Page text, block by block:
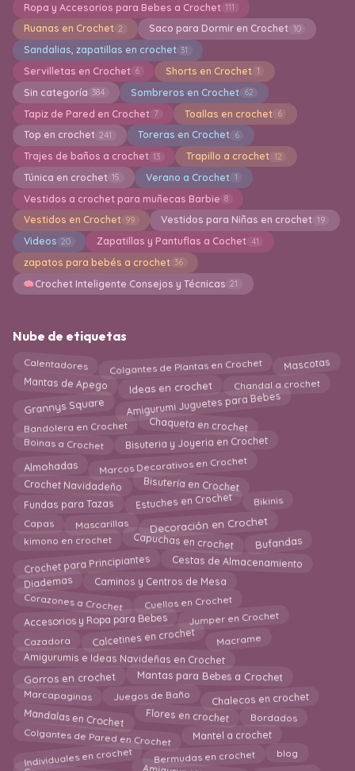
Ropa y Accesorios para Bebes a Crochet 111
Ruanas en Crochet 2 Saco para Dormir en Crochet 10
Sandalias, zapatillas en crochet 31
Servilletas en Crochet 6 Shorts en Crochet 1
Sin categoría 384 Sombreros en Crochet 62
Tapiz de Pared en Crochet 7 Toallas en crochet 6
Top en crochet 241 Toreras en Crochet 6
Trajes de baños a crochet 13 Trapillo a crochet 12
Túnica en crochet 15 Verano a Crochet 1
Vestidos a crochet para muñecas Barbie 8
Vestidos en Crochet 99 Vestidos para Niñas en crochet 19
Videos 20 Zapatillas y Pantuflas a Cochet 41
zapatos para bebés a crochet 36
Crochet Inteligente Consejos y Técnicas 21
Nube de etiquetas
Calentadores Colgantes de Plantas en Crochet Mascotas
Mantas de Apego Ideas en crochet Chandal a crochet
Grannys Square Amigurumi Juguetes para Bebes
Bandolera en Crochet Chaqueta en crochet
Boinas a Crochet Bisuteria y Joyeria en Crochet
Almohadas Marcos Decorativos en Crochet
Crochet Navidadeño Bisutería en Crochet
Fundas para Tazas Estuches en Crochet Bikinis
Capas Mascarillas Decoración en Crochet
kimono en crochet Capuchas en crochet Bufandas
Crochet para Principiantes Cestas de Almacenamiento
Diademas Caminos y Centros de Mesa
Corazones a Crochet Cuellos en Crochet
Accesorios y Ropa para Bebes Jumper en Crochet
Cazadora Calcetines en crochet Macrame
Amigurumis e Ideas Navideñas en Crochet
Gorros en crochet Mantas para Bebes a Crochet
Marcapaginas Juegos de Baño Chalecos en crochet
Mandalas en Crochet Flores en crochet Bordados
Colgantes de Pared en Crochet Mantel a crochet
Individuales en crochet Bermudas en crochet blog